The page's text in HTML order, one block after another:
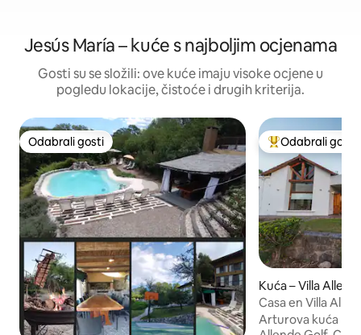
Jesús María – kuće s najboljim ocjenama
Gosti su se složili: ove kuće imaju visoke ocjene u
pogledu lokacije, čistoće i drugih kriterija.
Odabrali gosti
Odabrali gosti Među najviše
Odabrali gosti
Kuća – Villa
Casa en Villa
Arturova kuća House Rental in Villa